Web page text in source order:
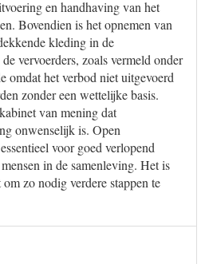
en handhaving van het
Bovendien is het opnemen van
kleding in de
vervoerders, zoals vermeld onder
omdat het verbod niet uitgevoerd
zonder een wettelijke basis.
van mening dat
onwenselijk is. Open
voor goed verlopend
in de samenleving. Het is
zo nodig verdere stappen te